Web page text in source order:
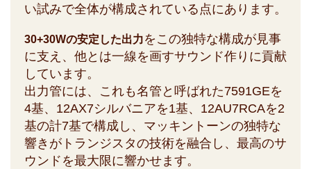
い試みで全体が構成されている点にあります。
30+30Wの安定した出力をこの独特な構成が見事
に支え、他とは一線を画すサウンド作りに貢献
しています。
出力管には、これも名管と呼ばれた7591GEを
4基、12AX7シルバニアを1基、12AU7RCAを2
基の計7基で構成し、マッキントーンの独特な
響きがトランジスタの技術を融合し、最高のサ
ウンドを最大限に響かせます。